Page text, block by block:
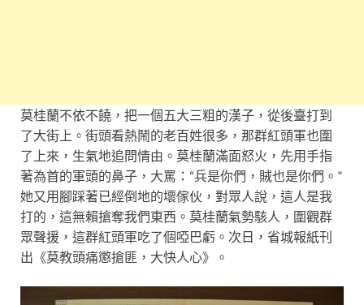
莫桂蘭不依不饒，把一個五大三粗的漢子，從後臺打到
了大街上。街頭看熱鬧的老百姓很多，那群紅頭軍也圍
了上來，生氣地追問情由。莫桂蘭滿面怒火，先用手指
著為首的軍頭的鼻子，大罵：“兵是你們，賊也是你們。”
她又用腳踩著已經倒地的壞傢伙，對眾人說，這人是我
打的，這無賴搶奪我們東西。莫桂蘭氣勢駭人，圍觀群
眾聲援，這群紅頭軍吃了個啞巴虧。次日，省城報紙刊
出《莫教頭痛懲搶匪，大快人心》。